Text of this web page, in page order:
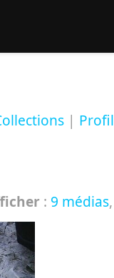
| Profil
: 9 médias,